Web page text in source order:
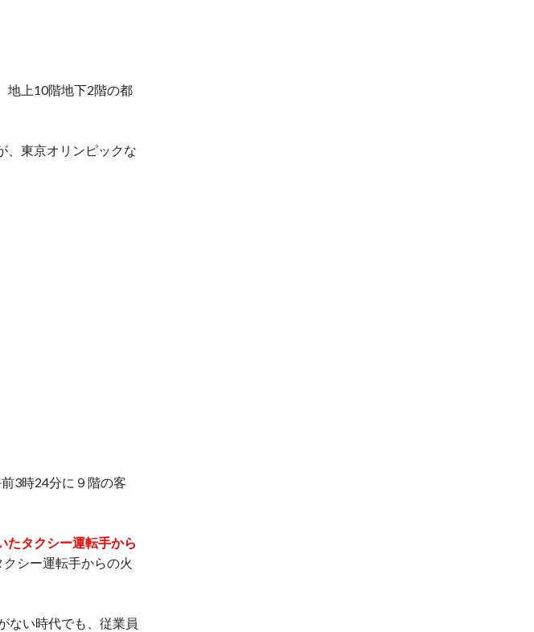
地上10階地下2階の都
、東京オリンピックな
3時24分に９階の客
たタクシー運転手から
シー運転手からの火
ない時代でも、従業員